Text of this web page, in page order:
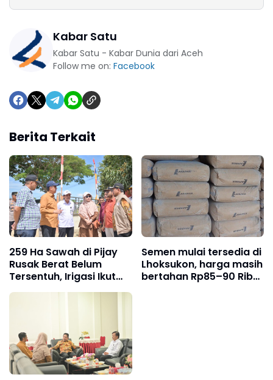
Kabar Satu
Kabar Satu - Kabar Dunia dari Aceh
Follow me on: Facebook
Berita Terkait
259 Ha Sawah di Pijay
Rusak Berat Belum
Tersentuh, Irigasi Ikut
Lumpuh
Semen mulai tersedia di
Lhoksukon, harga masih
bertahan Rp85–90 Ribu